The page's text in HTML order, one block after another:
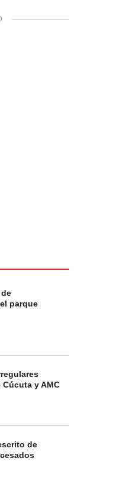
parque
y AMC
de